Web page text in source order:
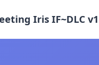
Iris IF~DLC